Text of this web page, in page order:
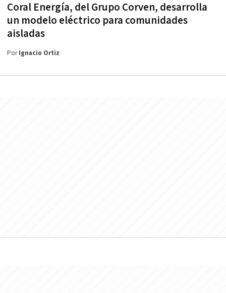
Coral Energía, del Grupo Corven, desarrolla
un modelo eléctrico para comunidades
aisladas
PorIgnacio Ortiz